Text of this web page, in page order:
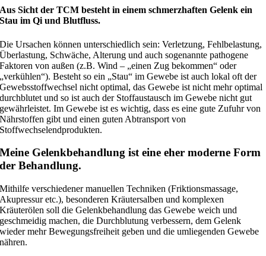
Aus Sicht der TCM besteht in einem schmerzhaften Gelenk ein
Stau im Qi und Blutfluss.
Die Ursachen können unterschiedlich sein: Verletzung, Fehlbelastung,
Überlastung, Schwäche, Alterung und auch sogenannte pathogene
Faktoren von außen (z.B. Wind – „einen Zug bekommen“ oder
„verkühlen“). Besteht so ein „Stau“ im Gewebe ist auch lokal oft der
Gewebsstoffwechsel nicht optimal, das Gewebe ist nicht mehr optimal
durchblutet und so ist auch der Stoffaustausch im Gewebe nicht gut
gewährleistet. Im Gewebe ist es wichtig, dass es eine gute Zufuhr von
Nährstoffen gibt und einen guten Abtransport von
Stoffwechselendprodukten.
Meine Gelenkbehandlung ist eine eher moderne Form
der Behandlung.
Mithilfe verschiedener manuellen Techniken (Friktionsmassage,
Akupressur etc.), besonderen Kräutersalben und komplexen
Kräuterölen soll die Gelenkbehandlung das Gewebe weich und
geschmeidig machen, die Durchblutung verbessern, dem Gelenk
wieder mehr Bewegungsfreiheit geben und die umliegenden Gewebe
nähren.